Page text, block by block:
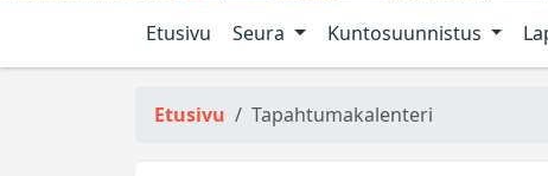
Etusivu Seura Kuntosuunnistus
Etusivu Tapahtumakalenteri